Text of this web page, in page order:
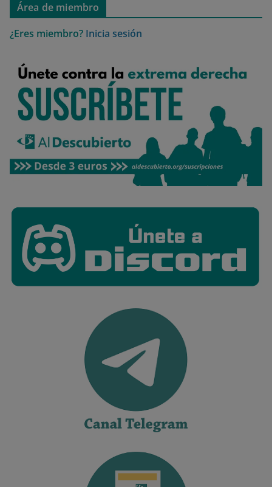
Área de miembro
¿Eres miembro? Inicia sesión